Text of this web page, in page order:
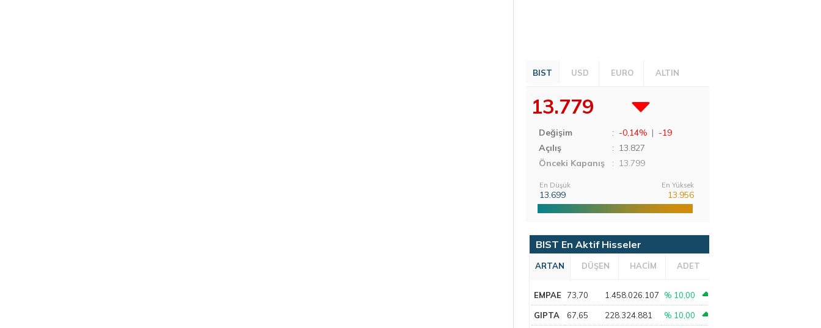
BIST USD EURO ALTIN
13.779
Değişim : -0,14% | -19
Açılış
: 13.827
Önceki Kapanış
: 13.799
En Düşük
13.699
En Yüksek
13.956
BIST En Aktif Hisseler
ARTAN DÜŞEN HACİM ADET
EMPAE 73,70 1.458.026.107 % 10,00
GIPTA 67,65 228.324.881 % 10,00